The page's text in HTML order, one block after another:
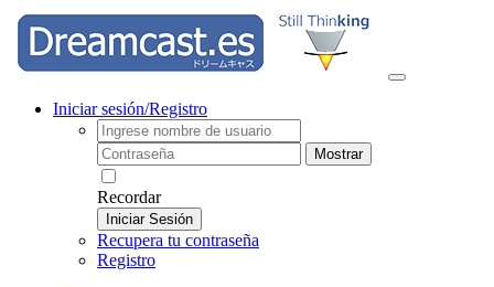
Iniciar sesión/Registro
Mostrar
Recordar
Iniciar Sesión
Recupera tu contraseña
Registro